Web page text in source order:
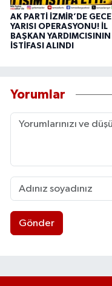
AK PARTİ İZMİR’DE GECE
YARISI OPERASYONU! İL
BAŞKAN YARDIMCISININ
İSTİFASI ALINDI
Yorumlar
Gönder